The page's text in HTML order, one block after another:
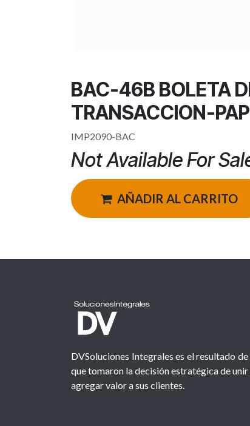
BAC-46B BOLETA
TRANSACCION-
IMP2090-BAC
Not Available For
AÑADIR AL CARRITO
DVSoluciones Integrales es el resultado
que tomaron la decisión estratégica de
agregar valor a sus clientes.